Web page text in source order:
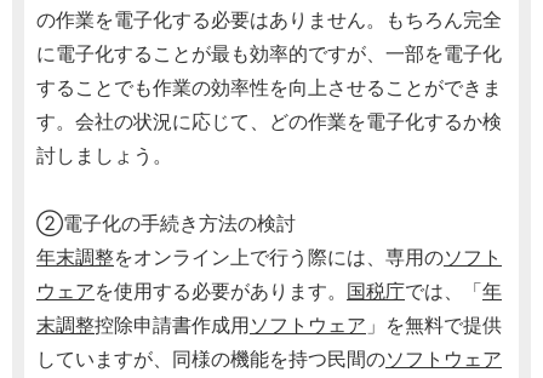
の作業を電子化する必要はありません。もちろん完全
に電子化することが最も効率的ですが、一部を電子化
することでも作業の効率性を向上させることができま
す。会社の状況に応じて、どの作業を電子化するか検
討しましょう。
②電子化の手続き方法の検討
年末調整をオンライン上で行う際には、専用のソフト
ウェアを使用する必要があります。 国税庁では、「年
末調整控除申請書作成用ソフトウェア 」を無料で提供
していますが、同様の機能を持つ民間のソフトウェア